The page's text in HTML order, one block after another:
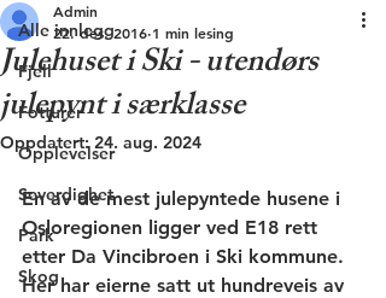
Alle innlegg
Fjell
Fotturer
Opplevelser
Severdighet
Park
Skog
Julehuset i Ski - utendørs
julepynt i særklasse
Admin
22. des. 2016 1 min lesing
Oppdatert:24. aug. 2024
En av de mest julepyntede husene i
Osloregionen ligger ved E18 rett
etter Da Vincibroen i Ski kommune.
Her har eierne satt ut hundreveis av